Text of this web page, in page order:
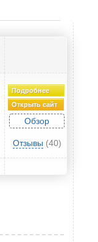
Подробнее
Открыть сайт
Обзор
Отзывы (40)